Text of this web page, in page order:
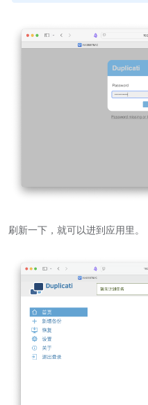
刷新一下，就可以进到应用里。